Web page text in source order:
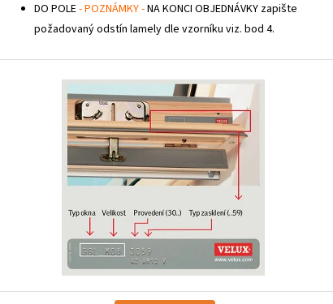
DO POLE- POZNÁMKY -NA KONCI OBJEDNÁVKY zapište
požadovaný odstín lamely dle vzorníku viz. bod 4.